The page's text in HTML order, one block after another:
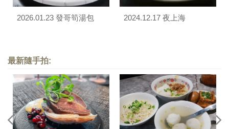
2026.01.23 發哥筍湯包 2024.12.17 夜上海
最新隨手拍: